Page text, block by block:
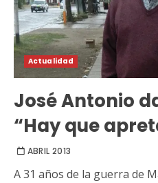
Actualidad
José Antonio
“Hay que
ABRIL 2013
A 31 años de la guerra de